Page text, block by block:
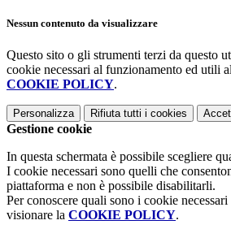
Nessun contenuto da visualizzare
Questo sito o gli strumenti terzi da questo
cookie necessari al funzionamento ed utili
COOKIE POLICY.
Personalizza Rifiuta tutti i cookies
Gestione cookie
In questa schermata è possibile scegliere
I cookie necessari sono quelli che
piattaforma e non è possibile disabilitarli.
Per conoscere quali sono i cookie
visionare la COOKIE POLICY.